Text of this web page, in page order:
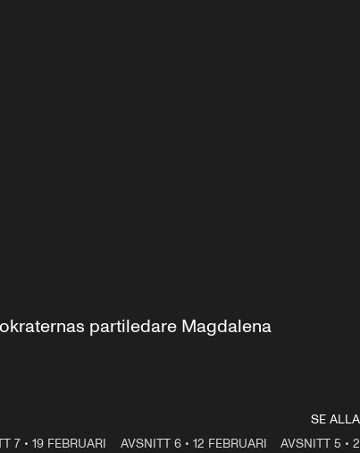
partiledare Magdalena
SE ALLA
24:30
7• 19 FEBRUARI 27:30
AVSNITT 6 •12 FEBRUARI AVSNITT 5 •